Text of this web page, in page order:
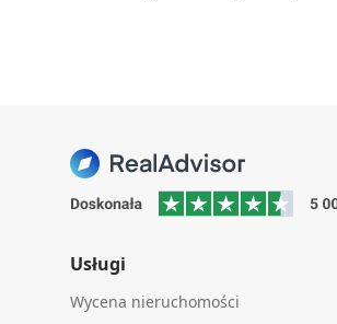
Usługi
Wycena nieruchomości